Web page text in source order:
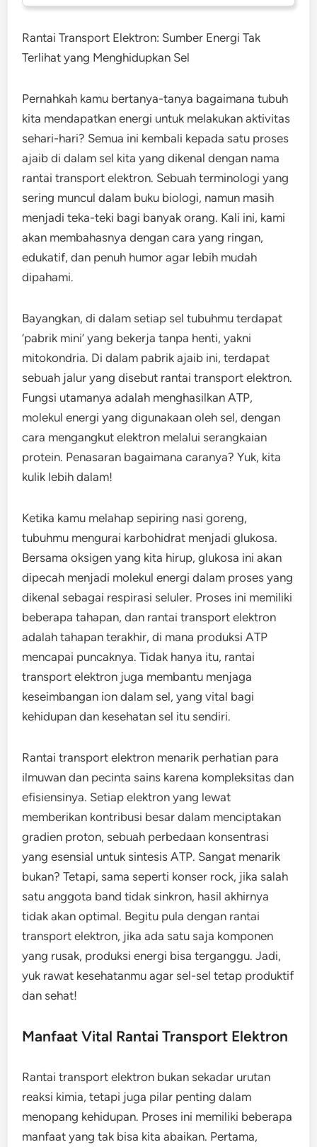
Rantai Transport Elektron: Sumber Energi Tak
Terlihat yang Menghidupkan Sel
Pernahkah kamu bertanya-tanya bagaimana tubuh
kita mendapatkan energi untuk melakukan aktivitas
sehari-hari? Semua ini kembali kepada satu proses
ajaib di dalam sel kita yang dikenal dengan nama
rantai transport elektron. Sebuah terminologi yang
sering muncul dalam buku biologi, namun masih
menjadi teka-teki bagi banyak orang. Kali ini, kami
akan membahasnya dengan cara yang ringan,
edukatif, dan penuh humor agar lebih mudah
dipahami.
Bayangkan, di dalam setiap sel tubuhmu terdapat
‘pabrik mini’ yang bekerja tanpa henti, yakni
mitokondria. Di dalam pabrik ajaib ini, terdapat
sebuah jalur yang disebut rantai transport elektron.
Fungsi utamanya adalah menghasilkan ATP,
molekul energi yang digunakaan oleh sel, dengan
cara mengangkut elektron melalui serangkaian
protein. Penasaran bagaimana caranya? Yuk, kita
kulik lebih dalam!
Ketika kamu melahap sepiring nasi goreng,
tubuhmu mengurai karbohidrat menjadi glukosa.
Bersama oksigen yang kita hirup, glukosa ini akan
dipecah menjadi molekul energi dalam proses yang
dikenal sebagai respirasi seluler. Proses ini memiliki
beberapa tahapan, dan rantai transport elektron
adalah tahapan terakhir, di mana produksi ATP
mencapai puncaknya. Tidak hanya itu, rantai
transport elektron juga membantu menjaga
keseimbangan ion dalam sel, yang vital bagi
kehidupan dan kesehatan sel itu sendiri.
Rantai transport elektron menarik perhatian para
ilmuwan dan pecinta sains karena kompleksitas dan
efisiensinya. Setiap elektron yang lewat
memberikan kontribusi besar dalam menciptakan
gradien proton, sebuah perbedaan konsentrasi
yang esensial untuk sintesis ATP. Sangat menarik
bukan? Tetapi, sama seperti konser rock, jika salah
satu anggota band tidak sinkron, hasil akhirnya
tidak akan optimal. Begitu pula dengan rantai
transport elektron, jika ada satu saja komponen
yang rusak, produksi energi bisa terganggu. Jadi,
yuk rawat kesehatanmu agar sel-sel tetap produktif
dan sehat!
Manfaat Vital Rantai Transport Elektron
Rantai transport elektron bukan sekadar urutan
reaksi kimia, tetapi juga pilar penting dalam
menopang kehidupan. Proses ini memiliki beberapa
manfaat yang tak bisa kita abaikan. Pertama,